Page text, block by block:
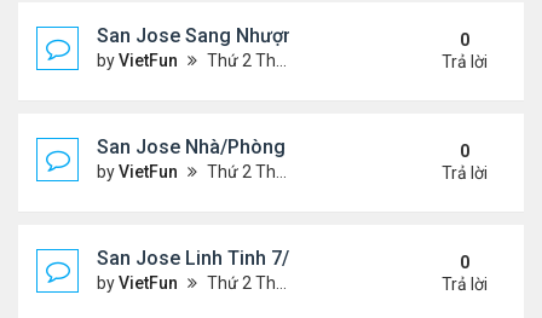
San Jose Sang Nhượng 7/2/21-7//21
byVietFun Thứ 2 Tháng 7 05, 2021 2:38 pm
0
Trả lời
San Jose Nhà/Phòng 7/2/21-7/9/21
byVietFun Thứ 2 Tháng 7 05, 2021 2:38 pm
0
Trả lời
San Jose Linh Tinh 7/2/21 - 7/9/21
byVietFun Thứ 2 Tháng 7 05, 2021 2:35 pm
0
Trả lời